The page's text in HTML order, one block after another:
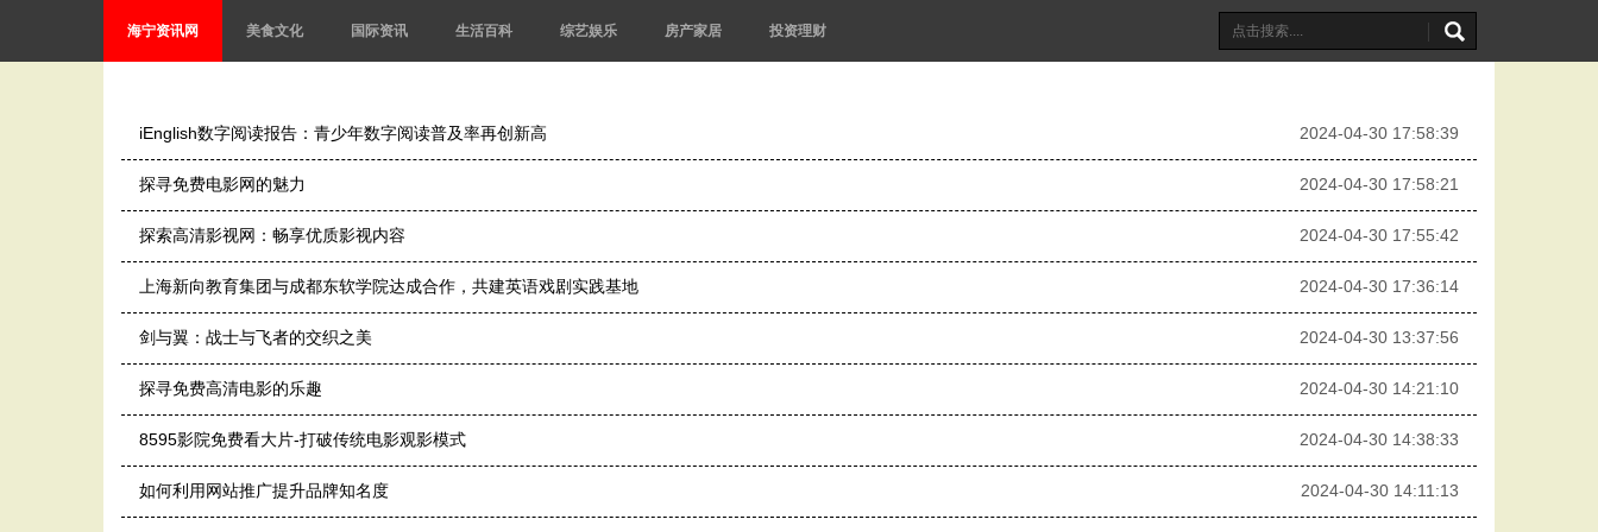
海宁资讯网 美食文化 国际资讯 生活百科 综艺娱乐 房产家居 投资理财
iEnglish数字阅读报告：青少年数字阅读普及率再创新高 2024-04-30 17:58:39
探寻免费电影网的魅力 2024-04-30 17:58:21
探索高清影视网：畅享优质影视内容 2024-04-30 17:55:42
上海新向教育集团与成都东软学院达成合作，共建英语戏剧实践基地 2024-04-30 17:36:14
剑与翼：战士与飞者的交织之美 2024-04-30 13:37:56
探寻免费高清电影的乐趣 2024-04-30 14:21:10
8595影院免费看大片-打破传统电影观影模式 2024-04-30 14:38:33
如何利用网站推广提升品牌知名度 2024-04-30 14:11:13